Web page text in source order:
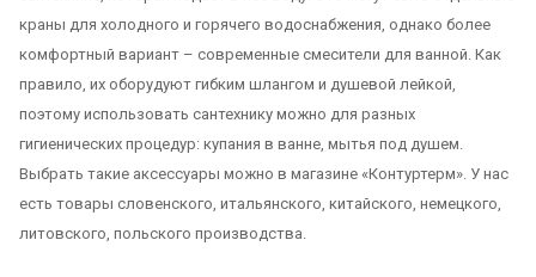
краны для холодного и горячего водоснабжения, однако более
комфортный вариант – современные смесители для ванной. Как
правило, их оборудуют гибким шлангом и душевой лейкой,
поэтому использовать сантехнику можно для разных
гигиенических процедур: купания в ванне, мытья под душем.
Выбрать такие аксессуары можно в магазине «Контуртерм». У нас
есть товары словенского, итальянского, китайского, немецкого,
литовского, польского производства.